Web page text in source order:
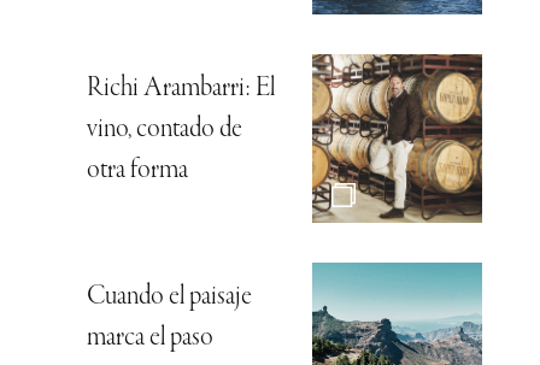
Richi Arambarri: El
vino, contado de
otra forma
Cuando el paisaje
marca el paso